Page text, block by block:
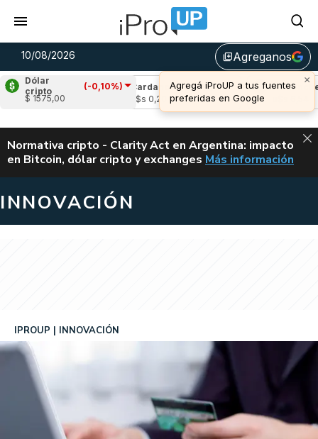
10/08/2026 library_addAgreganos
×
Agregá iProUP a tus fuentes
preferidas en Google
Dólar
cripto
(-0,10%)
$ 1575,00
Cardano
(-0,17%)
u$s 0,20
Avalanche
u$s 6,54
ALERTA
Normativa cripto - Clarity Act en Argentina: impacto
en Bitcoin, dólar cripto y exchanges CLARITY ACT EN
Más información
INNOVACIÓN
IPROUP INNOVACIÓN